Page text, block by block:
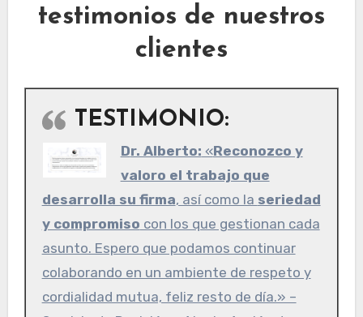
testimonios de nuestros
clientes
TESTIMONIO:
Dr. Alberto: «Reconozco y
valoro el trabajo que
desarrolla su firma, así como la seriedad
y compromiso con los que gestionan cada
asunto. Espero que podamos continuar
colaborando en un ambiente de respeto y
cordialidad mutua, feliz resto de día.» –